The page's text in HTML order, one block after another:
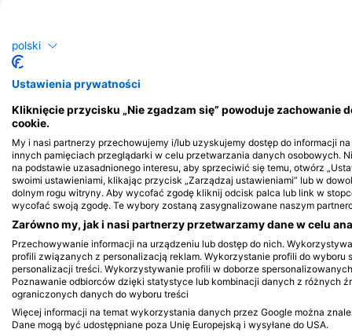
Centra nurkowe obsługujące to
Wanderlust Dive Center Bonaire DivOcean Bonaire
polski
Ustawienia prywatności
Kliknięcie przycisku „Nie zgadzam się” powoduje
cookie.
My i nasi partnerzy przechowujemy i/lub uzyskujemy dostęp do informacji
innych pamięciach przeglądarki w celu przetwarzania danych osobowych.
na podstawie uzasadnionego interesu, aby sprzeciwić się temu, otwórz
swoimi ustawieniami, klikając przycisk „Zarządzaj ustawieniami” lub w
dolnym rogu witryny. Aby wycofać zgodę kliknij odcisk palca lub link w
wycofać swoją zgodę. Te wybory zostaną zasygnalizowane naszym
Zarówno my, jak i nasi partnerzy przetwarzamy dane w celu
Przechowywanie informacji na urządzeniu lub dostęp do nich.
profili związanych z personalizacją reklam. Wykorzystanie profili do
personalizacji treści. Wykorzystywanie profili w doborze
Poznawanie odbiorców dzięki statystyce lub kombinacji danych z różnych
ograniczonych danych do wyboru treści
Więcej informacji na temat wykorzystania danych przez Google można
Dane mogą być udostępniane poza Unię Europejską i wysyłane do USA.